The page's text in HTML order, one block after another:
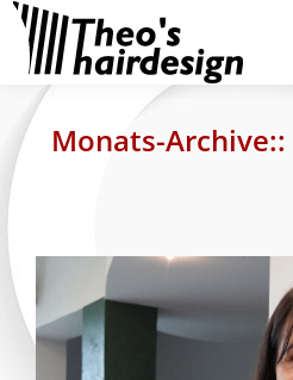
Monats-Archive::